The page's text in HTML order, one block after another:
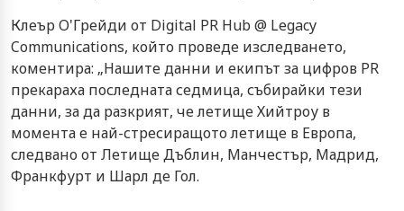
Клеър О'Грейди от Digital PR Hub @ Legacy
Communications, който проведе изследването,
коментира: „Нашите данни и екипът за цифров PR
прекараха последната седмица, събирайки тези
данни, за да разкрият, че летище Хийтроу в
момента е най-стресиращото летище в Европа,
следвано от Летище Дъблин, Манчестър, Мадрид,
Франкфурт и Шарл де Гол.